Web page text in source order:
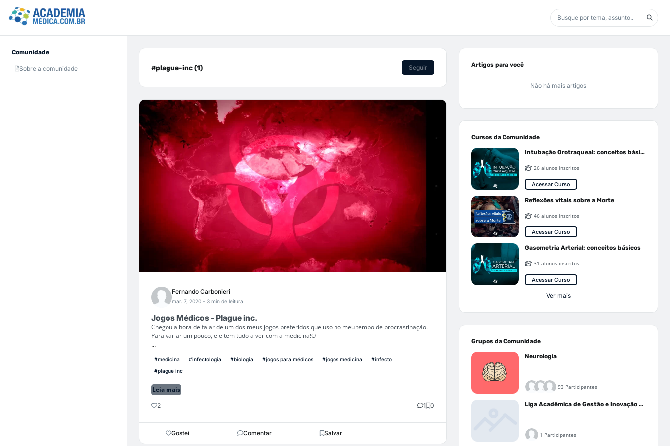
Comunidade
Sobre a comunidade #plague-inc (1) Seguir
Fernando Carbonieri
mar. 7, 2020 - 3 min de leitura
Jogos Médicos - Plague inc.
Chegou a hora de falar de um dos meus jogos preferidos que uso no meu tempo de procrastinação.
Para variar um pouco, ele tem tudo a ver com a medicina!O
...
#medicina #infectologia #biologia #jogos para médicos #jogos medicina
#infecto
#plague inc
Leia mais
2 1 0
Gostei Comentar Salvar
Artigos para você
Não há mais artigos
Cursos da Comunidade
Intubação Orotraqueal: conceitos básicos
26 alunos inscritos
Acessar Curso
Reflexões vitais sobre a Morte
46 alunos inscritos
Acessar Curso
Gasometria Arterial: conceitos básicos
31 alunos inscritos
Acessar Curso
Ver mais
Grupos da Comunidade
Neurologia
93 Participantes
Liga Acadêmica de Gestão e Inovação Médica - LAGIM
1 Participantes